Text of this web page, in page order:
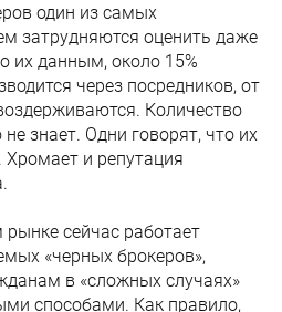
один из самых
затрудняются оценить даже
их данным, около 15%
через посредников, от
Количество
знает. Одни говорят, что их
Хромает и репутация
сейчас работает
«черных брокеров»,
в «сложных случаях»
способами. Как правило,